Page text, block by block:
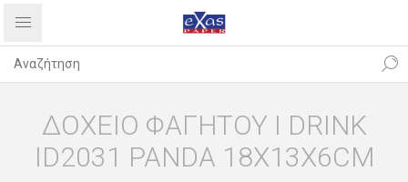
ΔΟΧΕΙΟ ΦΑΓΗΤΟΥ I DRINK
ID2031 PANDA 18X13X6CM